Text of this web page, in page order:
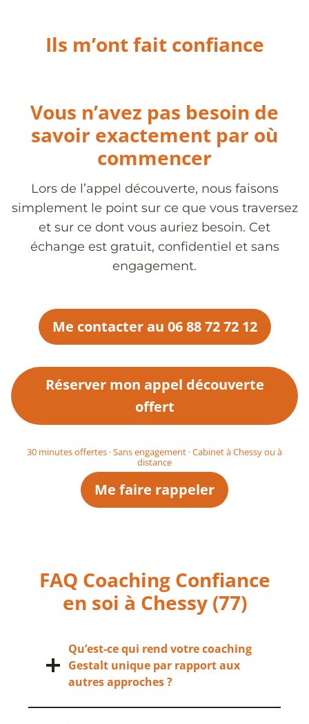
Ils m’ont fait confiance
Vous n’avez pas besoin de
savoir exactement par où
commencer
Lors de l’appel découverte, nous faisons
simplement le point sur ce que vous traversez
et sur ce dont vous auriez besoin. Cet
échange est gratuit, confidentiel et sans
engagement.
Me contacter au 06 88 72 72 12
Réserver mon appel découverte
offert
30 minutes offertes · Sans engagement · Cabinet à Chessy ou à
distance
Me faire rappeler
FAQ Coaching Confiance
en soi à Chessy (77)
Qu’est-ce qui rend votre coaching
Gestalt unique par rapport aux
autres approches ?